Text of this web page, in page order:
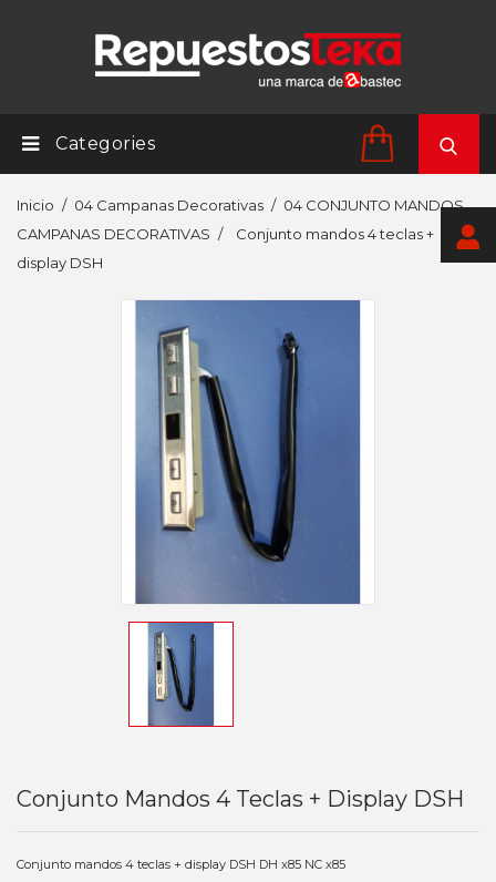
Categories
Inicio 04 Campanas Decorativas
04 CONJUNTO MANDOS
CAMPANAS DECORATIVAS
Conjunto mandos 4 teclas +
display DSH
Conjunto Mandos 4 Teclas + Display DSH
Conjunto mandos 4 teclas + display DSH DH x85 NC x85